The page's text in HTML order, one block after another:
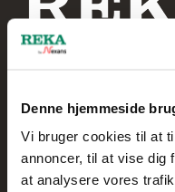
Denne hjemmeside
Vi bruger cookies til at
annoncer, til at vise dig
at analysere vores
Reka Kabel A/S
+45 20 75 00 85